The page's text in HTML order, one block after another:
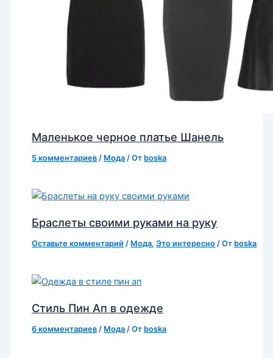
Маленькое черное платье Шанель
5 комментариев / Мода / От boska
Браслеты своими руками на руку
Оставьте комментарий / Мода,Это интересно / От boska
Стиль Пин Ап в одежде
6 комментариев / Мода / От boska